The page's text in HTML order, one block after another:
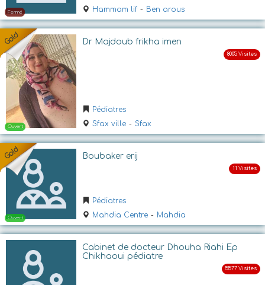
Ouvert
Fermé
Hammam lif - Ben arous
Dr Majdoub frikha imen
Pédiatres
Sfax ville - Sfax
Boubaker erij
Pédiatres
Mahdia Centre - Mahdia
Cabinet de docteur Dhouha Riahi Ep
Chikhaoui pédiatre